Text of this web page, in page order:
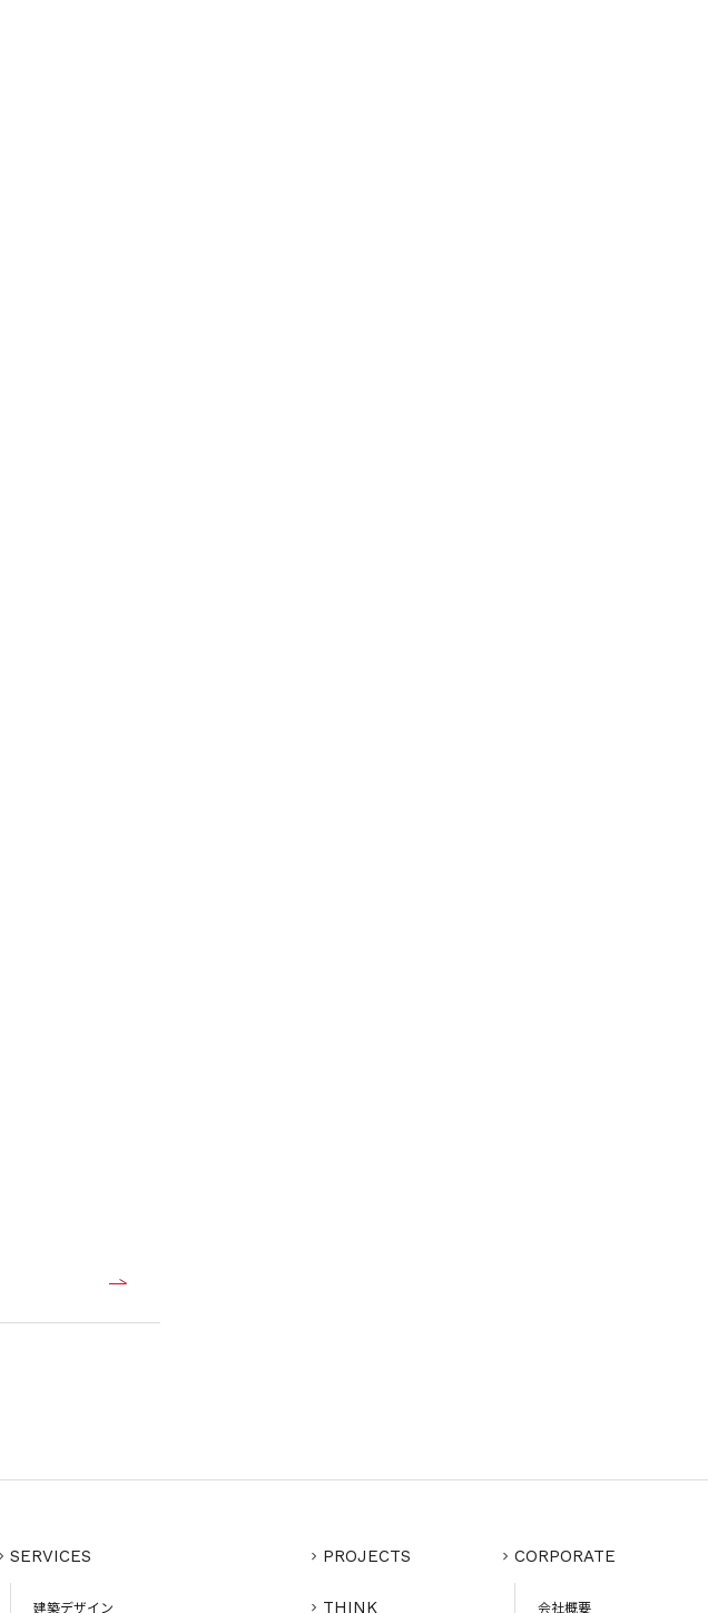
SERVICES
建築デザイン
PROJECTS
THINK
CORPORATE
会社概要